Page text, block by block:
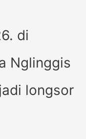
di
Nglinggis
longsor